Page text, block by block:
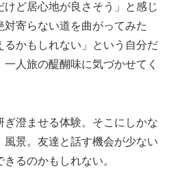
けど居心地が良さそう」と感じ
寄らない道を曲がってみた
るかもしれない」という自分だ
人旅の醍醐味に気づかせてく
ぎ澄ませる体験。そこにしかな
景。友達と話す機会が少ない
るのかもしれない。